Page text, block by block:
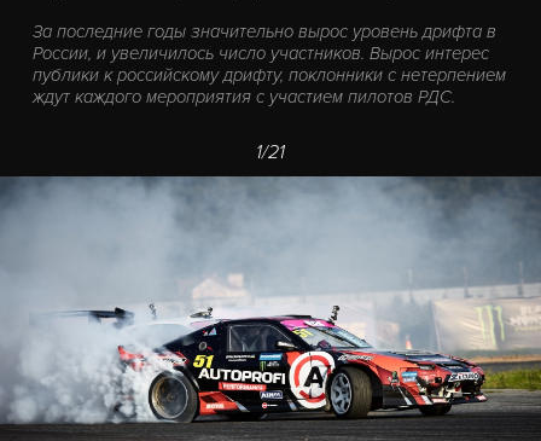
За последние годы значительно вырос уровень дрифта в
России, и увеличилось число участников. Вырос интерес
публики к российскому дрифту, поклонники с нетерпением
ждут каждого мероприятия с участием пилотов РДС.
1/21